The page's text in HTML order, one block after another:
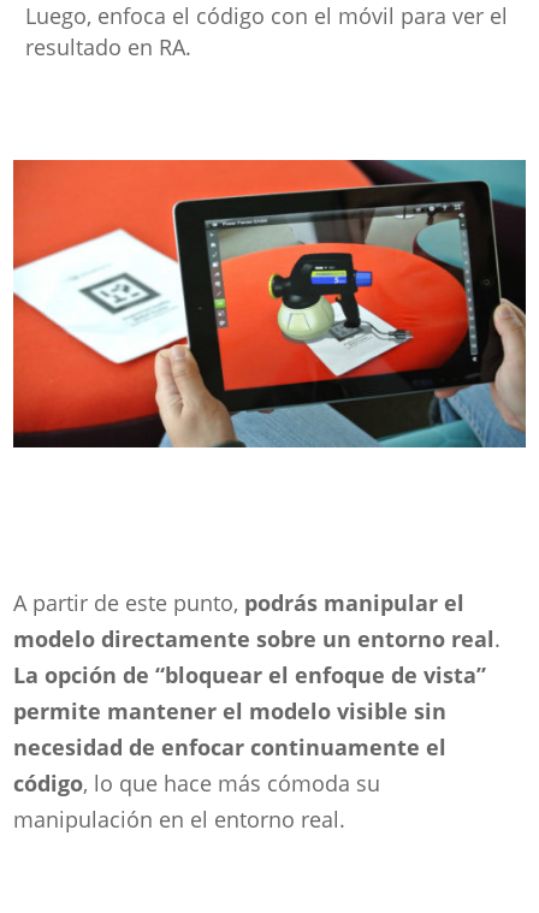
Luego, enfoca el código con el móvil para ver el
resultado en RA.
A partir de este punto, podrás manipular el
modelo directamente sobre un entorno real.
La opción de “bloquear el enfoque de vista”
permite mantener el modelo visible sin
necesidad de enfocar continuamente el
código, lo que hace más cómoda su
manipulación en el entorno real.